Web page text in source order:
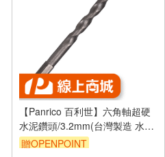
【Panrico 百利世】六角軸超硬
水泥鑽頭/3.2mm(台灣製造 水泥
鑽尾)
贈OPENPOINT